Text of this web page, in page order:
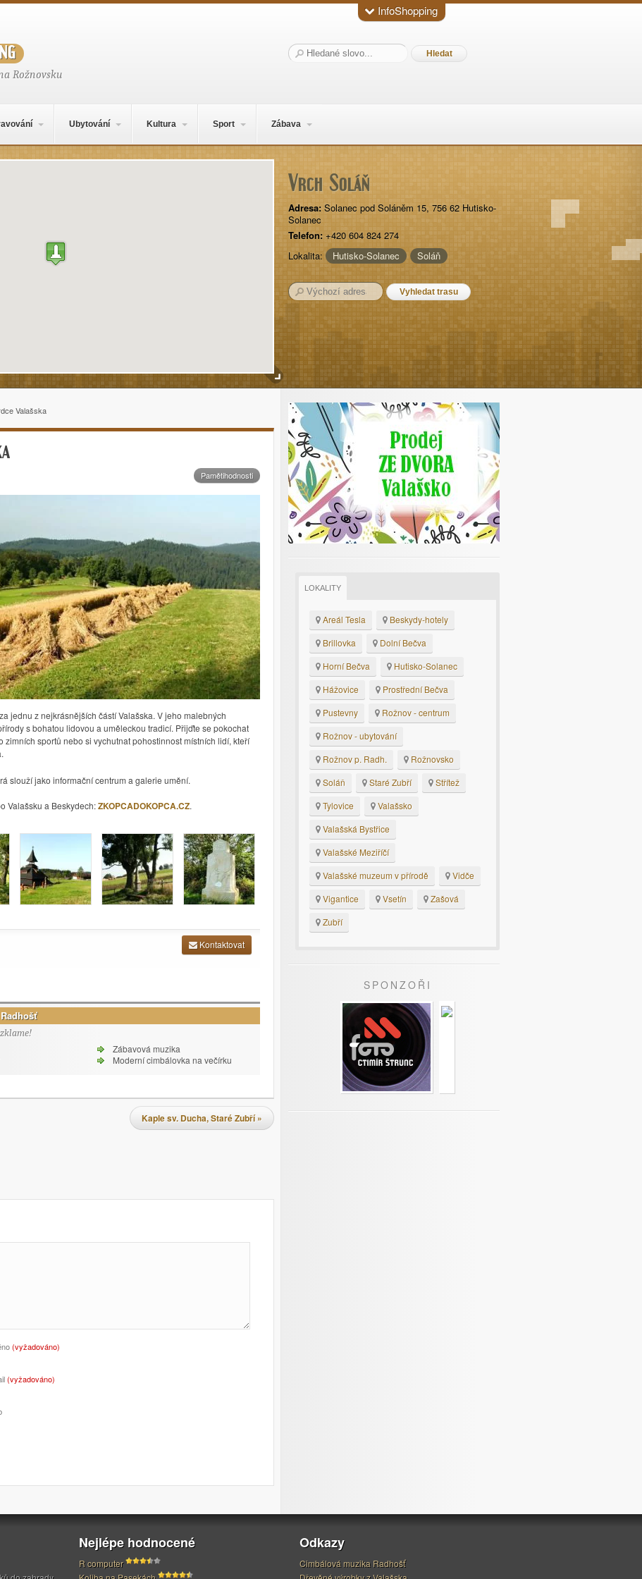
Rožnovsku
Hledat:
Ubytování Kultura Sport Zábava
Vrch Soláň
Adresa: Solanec pod Soláněm 15,756 62 Hutisko-
Solanec
Telefon: +420 604 824 274
Lokalita:
Hutisko-Solanec Soláň
Valašska
Pamětihodnosti
jednu z nejkrásnějších částí Valašska. V jeho malebných
s bohatou lidovou a uměleckou tradicí. Přijďte se pokochat
sportů nebo si vychutnat pohostinnost místních lidí, kteří
slouží jako informační centrum a galerie umění.
Valašsku a Beskydech:ZKOPCADOKOPCA.CZ.
Kontaktovat
Zábavová muzika
Moderní cimbálovka na večírku
Kaple sv. Ducha, Staré Zubří»
(vyžadováno)
(vyžadováno)
LOKALITY
Areál Tesla
Beskydy-hotely
Brillovka
Dolní Bečva
Horní Bečva
Hutisko-Solanec
Hážovice
Prostřední Bečva
Pustevny
Rožnov - centrum
Rožnov - ubytování
Rožnov p. Radh.
Rožnovsko
Soláň
Staré Zubří
Střítež
Tylovice
Valašsko
Valašská Bystřice
Valašské Meziříčí
Valašské muzeum v přírodě
Vidče
Vigantice
Vsetín
Zašová
Zubří
SPONZOŘI
Nejlépe hodnocené
R computer
Odkazy
Cimbálová muzika Radhošť
InfoShopping